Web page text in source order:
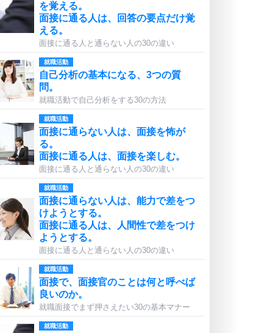
を覚える。
面接に通る人は、回答の要点だけ覚
える。
面接に通る人と通らない人の30の違い
就職活動
自己分析の基本になる、3つの質
問。
就職活動で自己分析をする30の方法
就職活動
面接に通らない人は、面接を怖が
る。
面接に通る人は、面接を楽しむ。
面接に通る人と通らない人の30の違い
就職活動
面接に通らない人は、能力で差をつ
けようとする。
面接に通る人は、人間性で差をつけ
ようとする。
面接に通る人と通らない人の30の違い
就職活動
面接で、面接官のことは何と呼べば
良いのか。
就職面接でまず押さえたい30の基本マナー
就職活動